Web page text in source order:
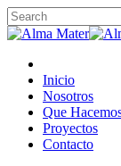
Skip
to
content
Close
Menu
Inicio
Nosotros
Que
Proyectos
Contacto